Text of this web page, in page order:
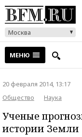
Москва
МЕНЮ
20 февраля 2014, 13:17
Общество
Наука
Ученые
истории Земли